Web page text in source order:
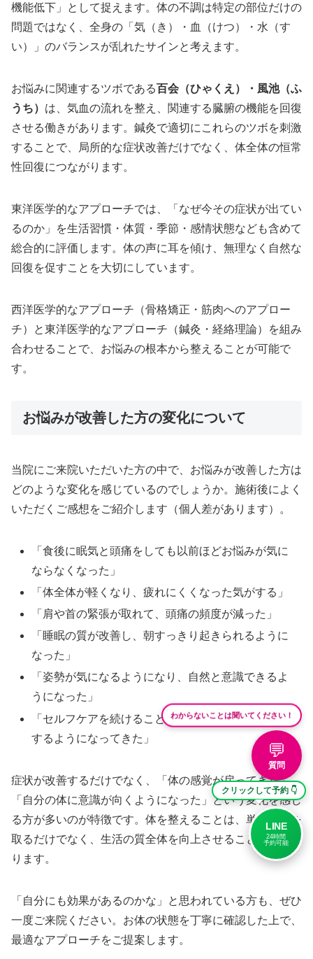
機能低下」として捉えます。体の不調は特定の部位だけの
問題ではなく、全身の「気（き）・血（けつ）・水（す
い）」のバランスが乱れたサインと考えます。
お悩みに関連するツボである百会（ひゃくえ）・風池（ふ
うち） は、気血の流れを整え、関連する臓腑の機能を回復
させる働きがあります。鍼灸で適切にこれらのツボを刺激
することで、局所的な症状改善だけでなく、体全体の恒常
性回復につながります。
東洋医学的なアプローチでは、「なぜ今その症状が出てい
るのか」を生活習慣・体質・季節・感情状態なども含めて
総合的に評価します。体の声に耳を傾け、無理なく自然な
回復を促すことを大切にしています。
西洋医学的なアプローチ（骨格矯正・筋肉へのアプロー
チ）と東洋医学的なアプローチ（鍼灸・経絡理論）を組み
合わせることで、お悩みの根本から整えることが可能で
す。
お悩みが改善した方の変化について
当院にご来院いただいた方の中で、お悩みが改善した方は
どのような変化を感じているのでしょうか。施術後によく
いただくご感想をご紹介します（個人差があります）。
「食後に眠気と頭痛をしても以前ほどお悩みが気に
ならなくなった」
「体全体が軽くなり、疲れにくくなった気がする」
「肩や首の緊張が取れて、頭痛の頻度が減った」
「睡眠の質が改善し、朝すっきり起きられるように
なった」
「姿勢が気になるようになり、自然と意識できるよ
うになった」
「セルフケアを続けることで、施術の効果が長持ち
するようになってきた」
症状が改善するだけでなく、「体の感覚が戻ってきた」
「自分の体に意識が向くようになった」という変化を感じ
る方が多いのが特徴です。体を整えることは、単に痛みを
取るだけでなく、生活の質全体を向上させることにつなが
ります。
「自分にも効果があるのかな」と思われている方も、ぜひ
一度ご来院ください。お体の状態を丁寧に確認した上で、
最適なアプローチをご提案します。
わからないことは聞いてください！
💬
質問
クリックして予約 👇
LINE
24時間
予約可能